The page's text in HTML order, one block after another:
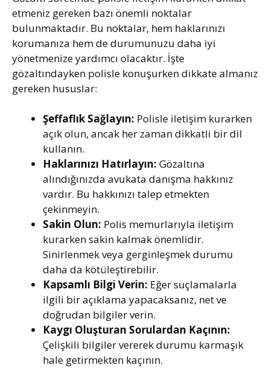
etmeniz gereken bazı önemli noktalar
bulunmaktadır. Bu noktalar, hem haklarınızı
korumanıza hem de durumunuzu daha iyi
yönetmenize yardımcı olacaktır. İşte
gözaltındayken polisle konuşurken dikkate almanız
gereken hususlar:
Şeffaflık Sağlayın: Polisle iletişim kurarken
açık olun, ancak her zaman dikkatli bir dil
kullanın.
Haklarınızı Hatırlayın: Gözaltına
alındığınızda avukata danışma hakkınız
vardır. Bu hakkınızı talep etmekten
çekinmeyin.
Sakin Olun: Polis memurlarıyla iletişim
kurarken sakin kalmak önemlidir.
Sinirlenmek veya gerginleşmek durumu
daha da kötüleştirebilir.
Kapsamlı Bilgi Verin: Eğer suçlamalarla
ilgili bir açıklama yapacaksanız, net ve
doğrudan bilgiler verin.
Kaygı Oluşturan Sorulardan Kaçının:
Çelişkili bilgiler vererek durumu karmaşık
hale getirmekten kaçının.